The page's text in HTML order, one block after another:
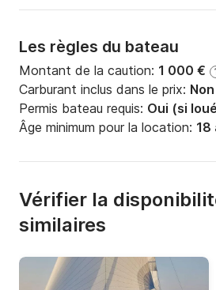
Les règles du bateau
Montant de la caution: 1 000 €
Carburant inclus dans le prix: Non
Permis bateau requis: Oui (si
Âge minimum pour la location: 18
Vérifier la
similaires